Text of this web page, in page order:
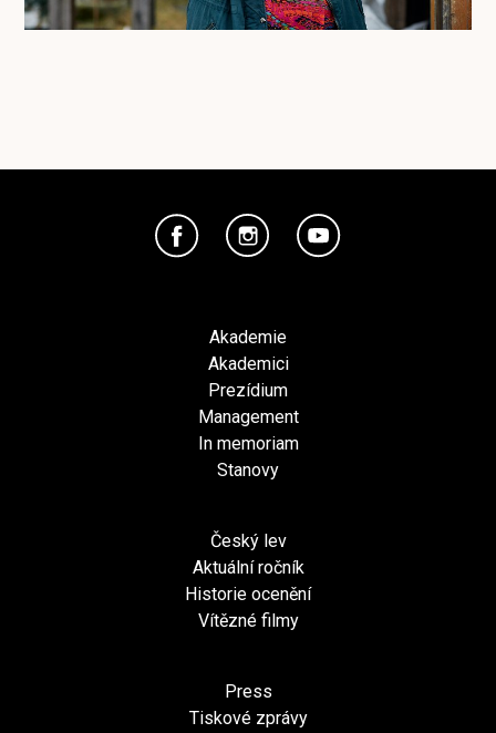
Akademie
Akademici
Prezídium
Management
In memoriam
Stanovy
Český lev
Aktuální ročník
Historie ocenění
Vítězné filmy
Press
Tiskové zprávy